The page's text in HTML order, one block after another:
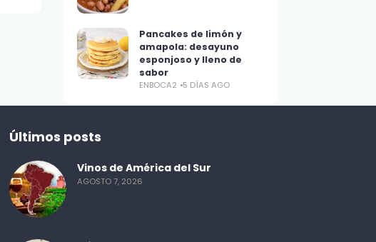
Pancakes de limón y
amapola: desayuno
esponjoso y lleno de
sabor
ENBOCA2 5 DÍAS AGO
Últimos posts
Vinos de América del Sur
AGOSTO 7, 2026